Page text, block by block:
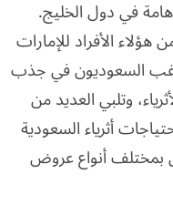
في دول الخليج.
هؤلاء الأفراد للإمارات
السعوديون في جذب
وتلبي العديد من
أثرياء السعودية
بمختلف أنواع عروض